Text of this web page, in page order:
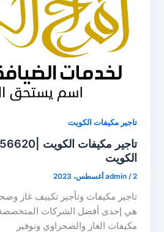
تاجير مكيفات الكويت
الكويت
admin /2 أغسطس، 2023
تاجير مكيفات وتأجير تكييف غاز
هي إحدى أفضل الشركات
مكيفات الغاز والصحراوي وتوفير